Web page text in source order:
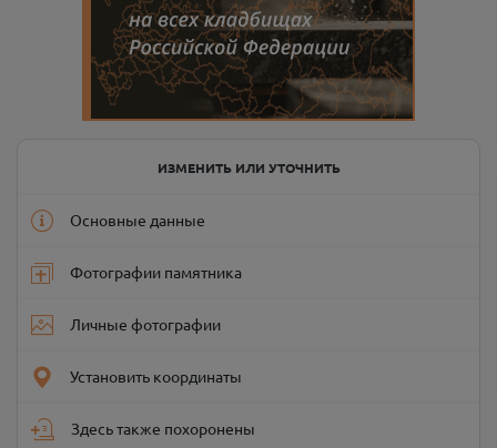
ИЗМЕНИТЬ ИЛИ УТОЧНИТЬ
Основные данные
Фотографии памятника
Личные фотографии
Установить координаты
Здесь также похоронены